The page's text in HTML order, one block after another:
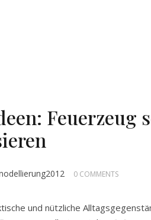
Feuerzeug
0 COMMENTS
und nützliche